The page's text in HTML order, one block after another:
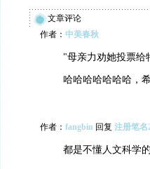
文章评论
作者： 中美春秋
"母亲力劝她投票给
哈哈哈哈哈哈哈，
作者： fangbin 回复 注册笔名
都是不懂人文科学